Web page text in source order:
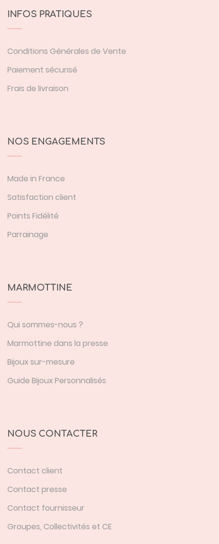
INFOS PRATIQUES
Conditions Générales de Vente
Paiement sécurisé
Frais de livraison
NOS ENGAGEMENTS
Made in France
Satisfaction client
Points Fidélité
Parrainage
MARMOTTINE
Qui sommes-nous ?
Marmottine dans la presse
Bijoux sur-mesure
Guide Bijoux Personnalisés
NOUS CONTACTER
Contact client
Contact presse
Contact fournisseur
Groupes, Collectivités et CE